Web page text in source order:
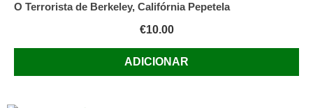
O Terrorista de Berkeley, Califórnia Pepetela
€10.00
ADICIONAR